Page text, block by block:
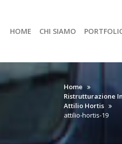
HOME CHI SIAMO
Home
Ristrutturazione
Attilio Hortis
attilio-hortis-19